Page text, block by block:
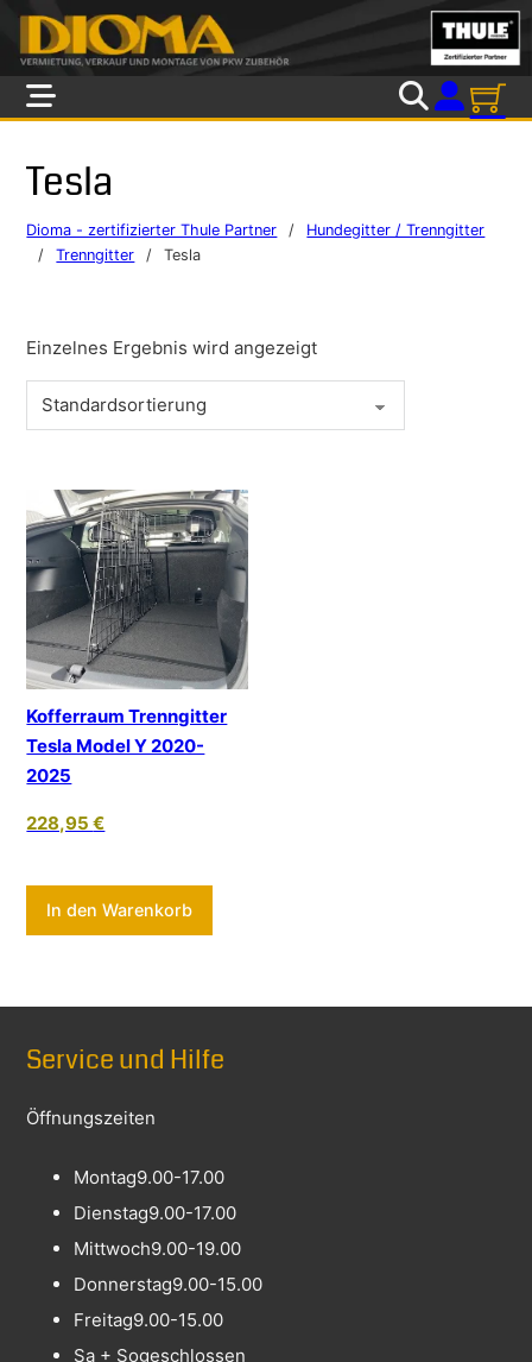
Skip to main content
Skip to footer
Tesla
Dioma - zertifizierter Thule Partner /
Hundegitter / Trenngitter
/
Trenngitter / Tesla
Einzelnes Ergebnis wird angezeigt
Kofferraum Trenngitter
Tesla Model Y 2020-
2025
228,95€
In den Warenkorb
Service und Hilfe
Öffnungszeiten
Montag9.00-17.00
Dienstag9.00-17.00
Mittwoch9.00-19.00
Donnerstag9.00-15.00
Freitag9.00-15.00
Sa + Sogeschlossen